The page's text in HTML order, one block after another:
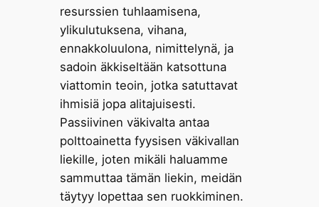
resurssien tuhlaamisena,
ylikulutuksena, vihana,
ennakkoluulona, nimittelynä, ja
sadoin äkkiseltään katsottuna
viattomin teoin, jotka satuttavat
ihmisiä jopa alitajuisesti.
Passiivinen väkivalta antaa
polttoainetta fyysisen väkivallan
liekille, joten mikäli haluamme
sammuttaa tämän liekin, meidän
täytyy lopettaa sen ruokkiminen.